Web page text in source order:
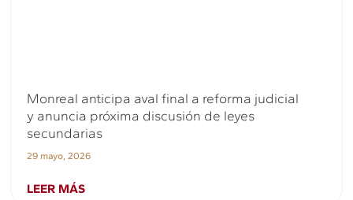
Monreal anticipa aval final a reforma judicial
y anuncia próxima discusión de leyes
secundarias
29 mayo, 2026
LEER MÁS